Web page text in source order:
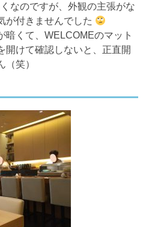
なのですが、外観の主張がな
が付きませんでした
暗くて、WELCOMEのマット
開けて確認しないと、正直開
笑）